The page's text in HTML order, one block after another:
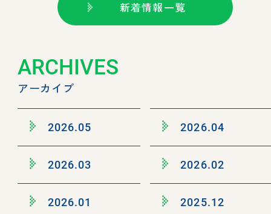
新着情報一覧
ARCHIVES
アーカイブ
2026.05 2026.04
2026.03 2026.02
2026.01 2025.12